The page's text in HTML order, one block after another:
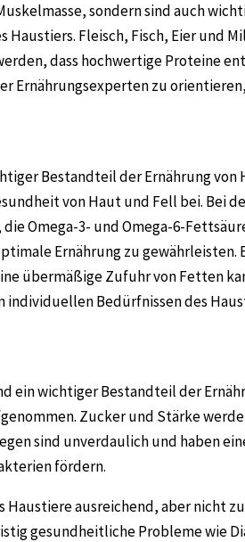
sondern sind auch
Haustiers. Fleisch, Fisch, Eier und
dass hochwertige Proteine
Ernährungsexperten zu
Bestandteil der Ernährung
von Haut und Fell bei. Bei
Omega-3- und Omega-6-
Ernährung zu
übermäßige Zufuhr von Fetten
individuellen Bedürfnissen des
ein wichtiger Bestandteil der
Zucker und Stärke
sind unverdaulich und haben
fördern.
Haustiere ausreichend, aber nicht
gesundheitliche Probleme wie